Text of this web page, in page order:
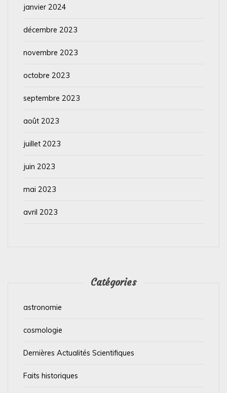
janvier 2024
décembre 2023
novembre 2023
octobre 2023
septembre 2023
août 2023
juillet 2023
juin 2023
mai 2023
avril 2023
Catégories
astronomie
cosmologie
Dernières Actualités Scientifiques
Faits historiques